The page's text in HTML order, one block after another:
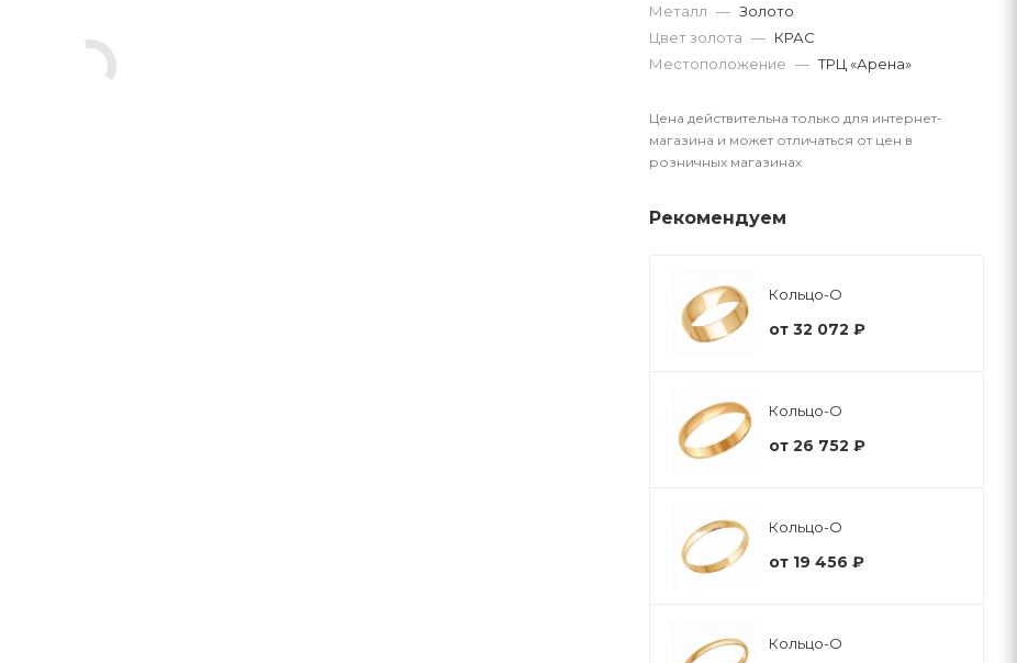
Металл — Золото
Цвет золота — КРАС
Местоположение — ТРЦ «Арена»
Цена действительна только для интернет-
магазина и может отличаться от цен в
розничных магазинах
Рекомендуем
Кольцо-О
от 32 072 ₽
Кольцо-О
от 26 752 ₽
Кольцо-О
от 19 456 ₽
Кольцо-О